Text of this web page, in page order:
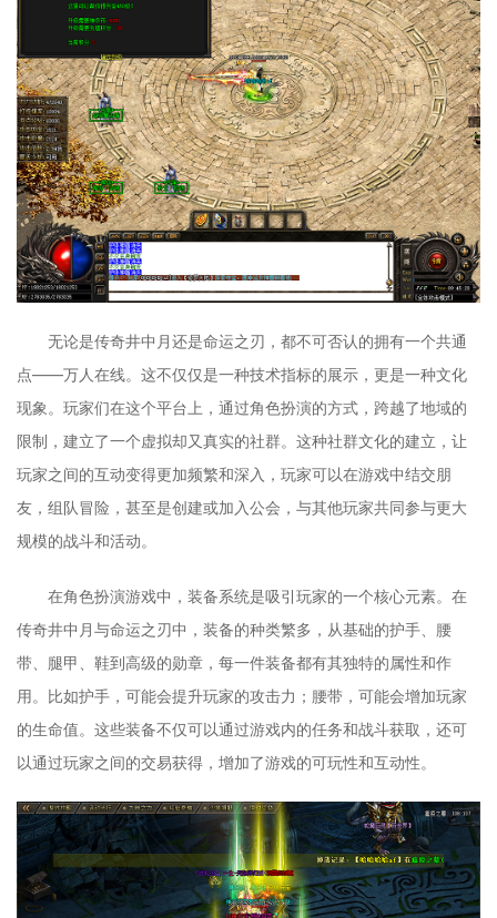
无论是传奇井中月还是命运之刃，都不可否认的拥有一个共通
点——万人在线。这不仅仅是一种技术指标的展示，更是一种文化
现象。玩家们在这个平台上，通过角色扮演的方式，跨越了地域的
限制，建立了一个虚拟却又真实的社群。这种社群文化的建立，让
玩家之间的互动变得更加频繁和深入，玩家可以在游戏中结交朋
友，组队冒险，甚至是创建或加入公会，与其他玩家共同参与更大
规模的战斗和活动。
在角色扮演游戏中，装备系统是吸引玩家的一个核心元素。在
传奇井中月与命运之刃中，装备的种类繁多，从基础的护手、腰
带、腿甲、鞋到高级的勋章，每一件装备都有其独特的属性和作
用。比如护手，可能会提升玩家的攻击力；腰带，可能会增加玩家
的生命值。这些装备不仅可以通过游戏内的任务和战斗获取，还可
以通过玩家之间的交易获得，增加了游戏的可玩性和互动性。